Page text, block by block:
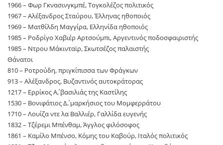
1966 – Φωρ Γκνασινγκμπέ, Τογκολέζος πολιτικός
1967 – Αλέξανδρος Σταύρου, Έλληνας ηθοποιός
1969 – Ματθίλδη Μαγγίρα, Ελληνίδα ηθοποιός
1985 – Ροδρίγο Χαβιέρ Αρτσούμπι, Αργεντινός ποδοσφαιριστής
1985 – Ντρου Μάκινταϊρ, Σκωτσέζος παλαιστής
Θάνατοι
810 – Ροτρούδη, πριγκίπισσα των Φράγκων
913 – Αλέξανδρος, Βυζαντινός αυτοκράτορας
1217 – Ερρίκος Α΄, βασιλιάς της Καστίλης
1530 – Βονιφάτιος Δ΄, μαρκήσιος του Μομφερράτου
1710 – Λουίζα ντε λα Βαλλιέρ, Γαλλίδα ευγενής
1832 – Τζέρεμι Μπένθαμ, Άγγλος φιλόσοφος
1861 – Καμίλο Μπένσο, Κόμης του Καβούρ, Ιταλός πολιτικός